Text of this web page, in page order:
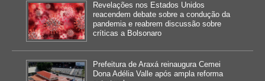
Revelações nos Estados Unidos
reacendem debate sobre a condução da
pandemia e reabrem discussão sobre
críticas a Bolsonaro
Prefeitura de Araxá reinaugura Cemei
Dona Adélia Valle após ampla reforma